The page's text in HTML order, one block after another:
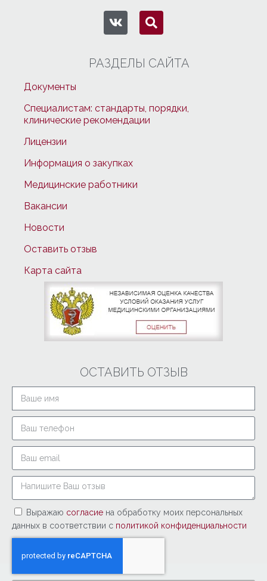
РАЗДЕЛЫ САЙТА
Документы
Специалистам: стандарты, порядки,
клинические рекомендации
Лицензии
Информация о закупках
Медицинские работники
Вакансии
Новости
Оставить отзыв
Карта сайта
ОСТАВИТЬ ОТЗЫВ
Выражаю согласие на обработку моих персональных
данных в соответствии с политикой конфиденциальности